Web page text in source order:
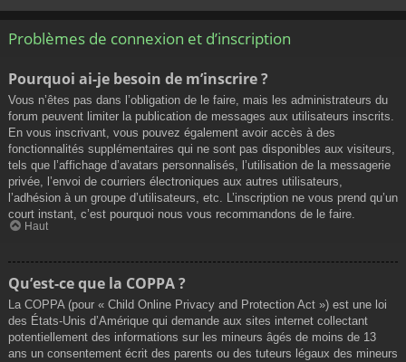
Problèmes de connexion et d’inscription
Pourquoi ai-je besoin de m’inscrire ?
Vous n’êtes pas dans l’obligation de le faire, mais les administrateurs du
forum peuvent limiter la publication de messages aux utilisateurs inscrits.
En vous inscrivant, vous pouvez également avoir accès à des
fonctionnalités supplémentaires qui ne sont pas disponibles aux visiteurs,
tels que l’affichage d’avatars personnalisés, l’utilisation de la messagerie
privée, l’envoi de courriers électroniques aux autres utilisateurs,
l’adhésion à un groupe d’utilisateurs, etc. L’inscription ne vous prend qu’un
court instant, c’est pourquoi nous vous recommandons de le faire.
Haut
Qu’est-ce que la COPPA ?
La COPPA (pour « Child Online Privacy and Protection Act ») est une loi
des États-Unis d’Amérique qui demande aux sites internet collectant
potentiellement des informations sur les mineurs âgés de moins de 13
ans un consentement écrit des parents ou des tuteurs légaux des mineurs